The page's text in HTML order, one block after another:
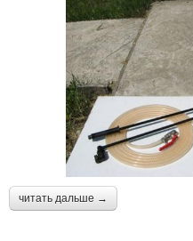
читать дальше →